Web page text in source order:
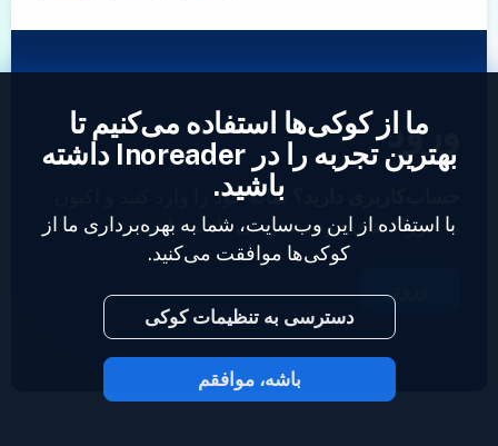
ورود
نمایه خود را وارد کنید و اکنون
به خوراک‌های خود دسترسی داشته باشید.
2023 © Inoreader
ما از کوکی‌ها استفاده می‌کنیم تا
بهترین تجربه را در Inoreader داشته
باشید.
با استفاده از این وب‌سایت، شما به بهره‌برداری ما از
کوکی‌ها موافقت می‌کنید.
دسترسی به تنظیمات کوکی
باشه، موافقم